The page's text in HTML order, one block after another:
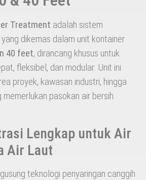
Treatment adalah sistem
dikemas dalam unit kontainer
40 feet, dirancang khusus untuk
fleksibel, dan modular. Unit ini
proyek, kawasan industri, hingga
pasokan air bersih
Lengkap untuk Air
Air Laut
teknologi penyaringan canggih